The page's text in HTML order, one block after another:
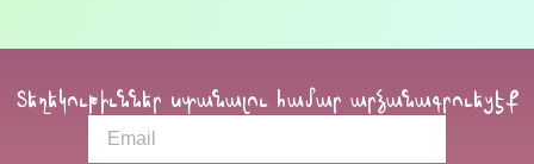
Տեղեկութիւններ ստանալու համար արձանագրուեցէք